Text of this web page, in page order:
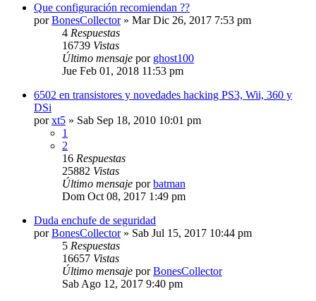
Que configuración recomiendan ??
porBonesCollector» Mar Dic 26, 2017 7:53 pm
4 Respuestas
16739 Vistas
Último mensaje por ghost100
Jue Feb 01, 2018 11:53 pm
6502 en transistores y novedades hacking PS3, Wii, 360 y
DSi
porxt5 » Sab Sep 18, 2010 10:01 pm
1
2
16 Respuestas
25882 Vistas
Último mensaje porbatman
Dom Oct 08, 2017 1:49 pm
Duda enchufe de seguridad
porBonesCollector» Sab Jul 15, 2017 10:44 pm
5 Respuestas
16657 Vistas
Último mensaje porBonesCollector
Sab Ago 12, 2017 9:40 pm